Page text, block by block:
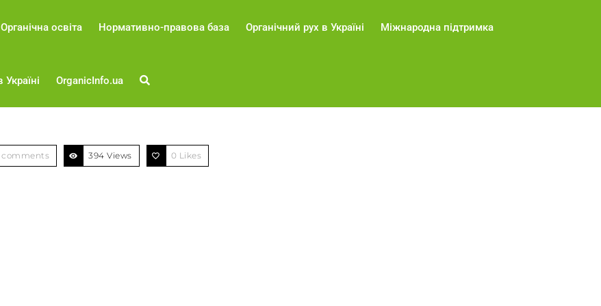
Органічна освіта Нормативно-правова база Органічний рух в Україні Міжнародна підтримка
OrganicInfo.ua
comments 394 Views 0 Likes